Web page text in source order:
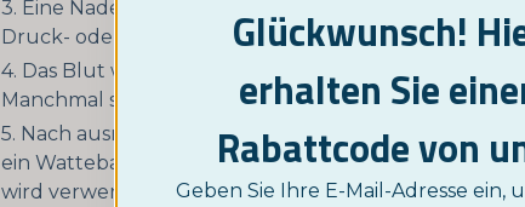
Eine Nadel wird in die Vene eingeführt, was
Druck- oder Stechgefühl verursacht.
Das Blut wird in einem Röhrchen gesammelt, das
Manchmal sind mehrere Röhrchen erforderlich.
Nach ausreichender Blutentnahme wird das
ein Wattebausch oder Verband wird an der
wird verwendet, um ihn zu fixieren.
Glückwunsch!
erhalten Sie
Rabattcode von
Geben Sie Ihre E-Mail-Adresse ein,